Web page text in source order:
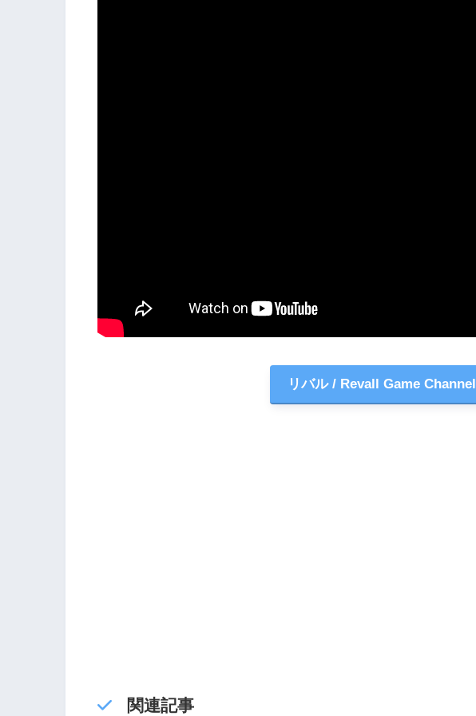
リバル / Revall Game Channel
関連記事